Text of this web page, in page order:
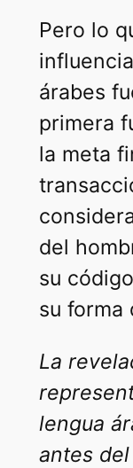
Pero lo
árabes
primera
la meta
del
su
su forma
La
lengua
antes